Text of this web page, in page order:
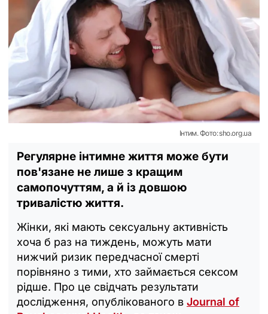
Інтим. Фото: sho.org.ua
Регулярне інтимне життя може бути
пов'язане не лише з кращим
самопочуттям, а й із довшою
тривалістю життя.
Жінки, які мають сексуальну активність
хоча б раз на тиждень, можуть мати
нижчий ризик передчасної смерті
порівняно з тими, хто займається сексом
рідше. Про це свідчать результати
дослідження, опублікованого в Journal of